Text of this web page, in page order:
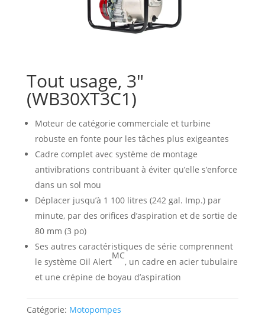
Tout usage, 3″
(WB30XT3C1)
Moteur de catégorie commerciale et turbine
robuste en fonte pour les tâches plus exigeantes
Cadre complet avec système de montage
antivibrations contribuant à éviter qu’elle s’enforce
dans un sol mou
Déplacer jusqu’à 1 100 litres (242 gal. Imp.) par
minute, par des orifices d’aspiration et de sortie de
80 mm (3 po)
Ses autres caractéristiques de série comprennent
le système Oil Alert
MC
, un cadre en acier tubulaire
et une crépine de boyau d’aspiration
Catégorie: Motopompes